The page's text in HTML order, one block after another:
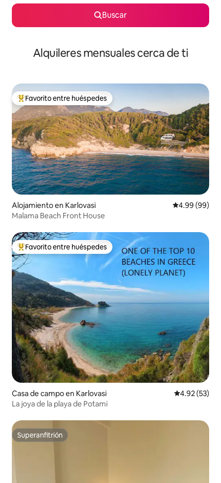
Buscar
Alquileres mensuales cerca de ti
Favorito entre huéspedes preferido
Favorito entre huéspedes
Alojamiento en Karlovasi Calificación
4.99 (99)
Malama Beach Front House
Favorito entre huéspedes preferido
Favorito entre huéspedes
Casa de campo en Karlovasi Calificación
4.92 (53)
La joya de la playa de Potami
Superanfitrión
Superanfitrión